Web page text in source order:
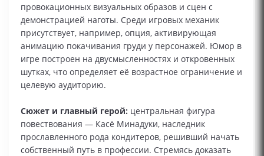
провокационных визуальных образов и сцен с
демонстрацией наготы. Среди игровых механик
присутствует, например, опция, активирующая
анимацию покачивания груди у персонажей. Юмор в
игре построен на двусмысленностях и откровенных
шутках, что определяет её возрастное ограничение и
целевую аудиторию.
Сюжет и главный герой: центральная фигура
повествования — Касё Минадуки, наследник
прославленного рода кондитеров, решивший начать
собственный путь в профессии. Стремясь доказать